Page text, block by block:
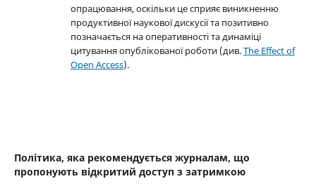
опрацювання, оскільки це сприяє виникненню
продуктивної наукової дискусії та позитивно
позначається на оперативності та динаміці
цитування опублікованої роботи (див.The Effect of
Open Access).
Політика, яка рекомендується журналам, що
пропонують відкритий доступ з затримкою